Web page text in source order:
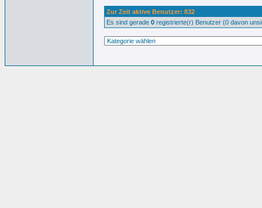
Zur Zeit aktive Benutzer: 832
Es sind gerade 0 registrierte(r) Benutzer (0 davon